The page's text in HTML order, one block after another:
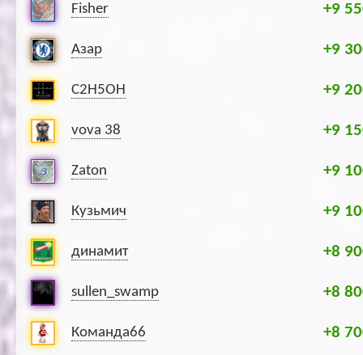
Fisher +9
Азар +9
C2H5OH +9
vova 38 +9
Zaton +9
Кузьмич +9
динамит +8
sullen_swamp +8
Команда66 +8